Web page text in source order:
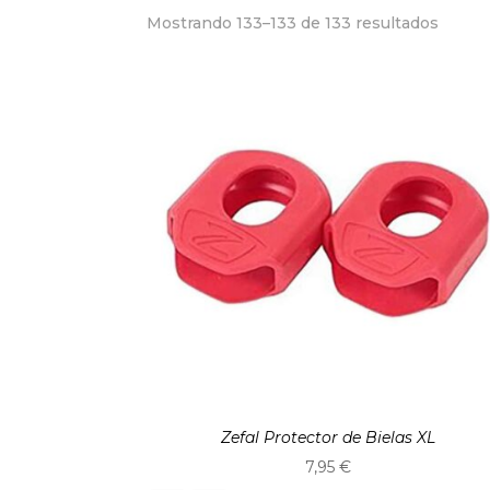
Mostrando 133–133 de 133 resultados
Zefal Protector de Bielas XL
7,95 €